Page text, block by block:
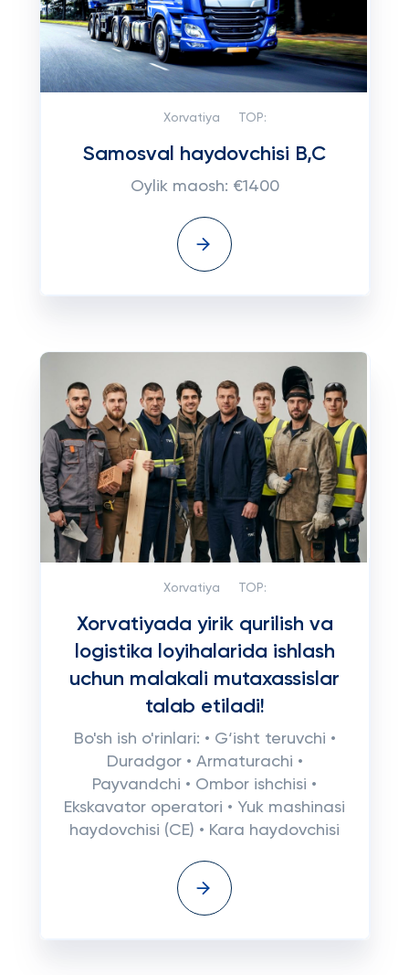
Xorvatiya TOP:
Samosval haydovchisi B,C
Oylik maosh: €1400
Xorvatiya TOP:
Xorvatiyada yirik qurilish va
logistika loyihalarida ishlash
uchun malakali mutaxassislar
talab etiladi!
Bo'sh ish o'rinlari: • G‘isht teruvchi •
Duradgor • Armaturachi •
Payvandchi • Ombor ishchisi •
Ekskavator operatori • Yuk mashinasi
haydovchisi (CE) • Kara haydovchisi